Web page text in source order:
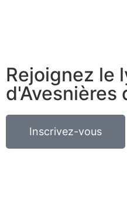
Rejoignez le
d'Avesnières
Inscrivez-vous